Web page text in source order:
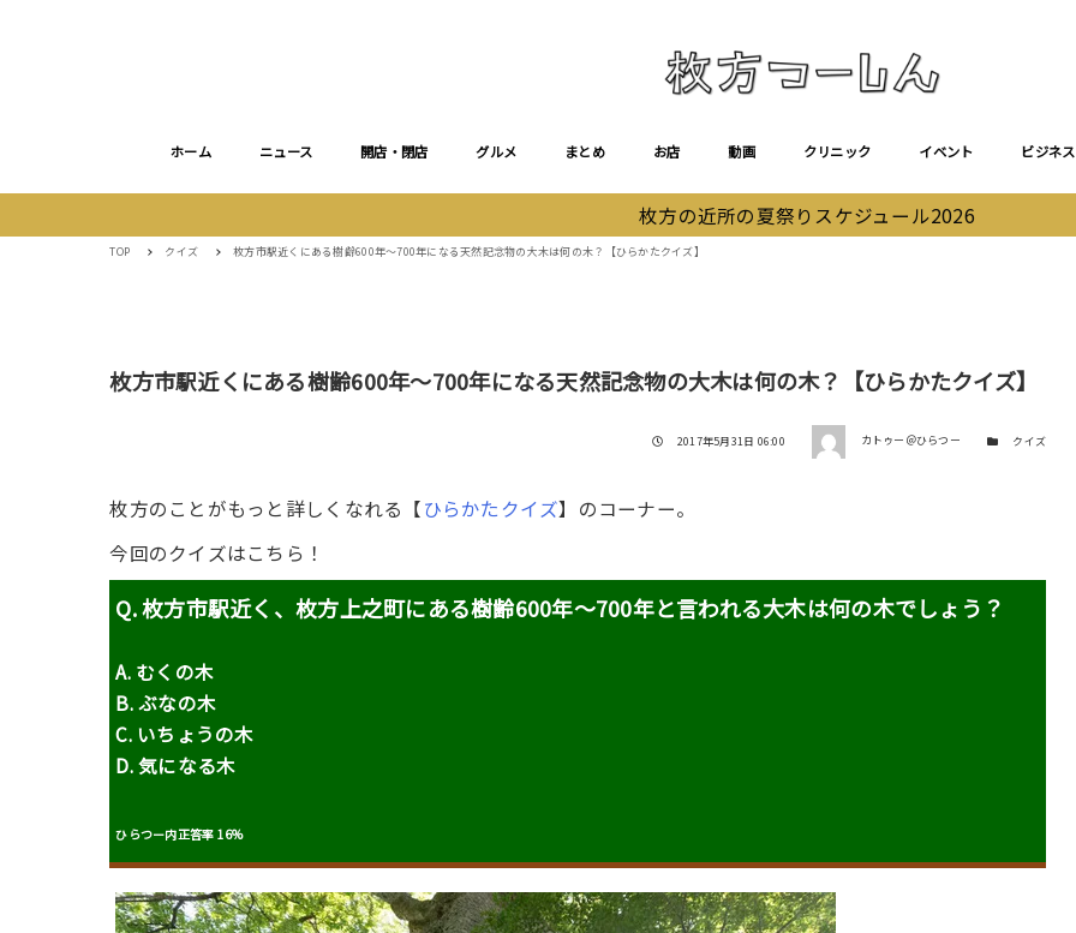
ホーム ニュース 開店・閉店 グルメ まとめ お店 動画 クリニック イベント ビジネス
枚方の近所の夏祭りスケジュール2026
TOP クイズ 枚方市駅近くにある樹齢600年〜700年になる天然記念物の大木は何の木？【ひらかたクイズ】
枚方市駅近くにある樹齢600年〜700年になる天然記念物の大木は何の木？【ひらかたクイズ】
投稿日
2017年5月31日 06:00 著者 カトゥー＠ひらつー カテゴリー
クイズ
枚方のことがもっと詳しくなれる【ひらかたクイズ】のコーナー。
今回のクイズはこちら！
Q. 枚方市駅近く、枚方上之町にある樹齢600年〜700年と言われる大木は何の木でしょう？
A. むくの木
B. ぶなの木
C. いちょうの木
D. 気になる木
ひらつー内正答率 16%